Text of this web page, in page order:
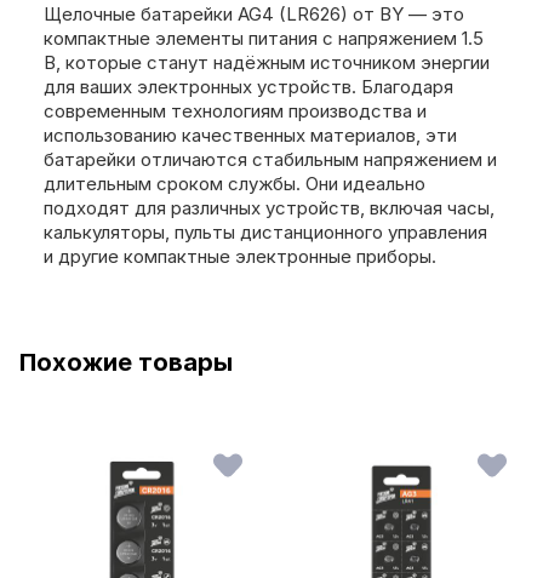
Щелочные батарейки AG4 (LR626) от BY — это
компактные элементы питания с напряжением 1.5
В, которые станут надёжным источником энергии
для ваших электронных устройств. Благодаря
современным технологиям производства и
использованию качественных материалов, эти
батарейки отличаются стабильным напряжением и
длительным сроком службы. Они идеально
подходят для различных устройств, включая часы,
калькуляторы, пульты дистанционного управления
и другие компактные электронные приборы.
Похожие товары